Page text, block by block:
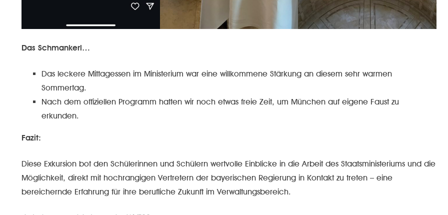
Das Schmankerl…
Das leckere Mittagessen im Ministerium war eine willkommene Stärkung an diesem sehr warmen
Sommertag.
Nach dem offiziellen Programm hatten wir noch etwas freie Zeit, um München auf eigene Faust zu
erkunden.
Fazit:
Diese Exkursion bot den Schülerinnen und Schülern wertvolle Einblicke in die Arbeit des Staatsministeriums und die
Möglichkeit, direkt mit hochrangigen Vertretern der bayerischen Regierung in Kontakt zu treten – eine
bereichernde Erfahrung für ihre berufliche Zukunft im Verwaltungsbereich.